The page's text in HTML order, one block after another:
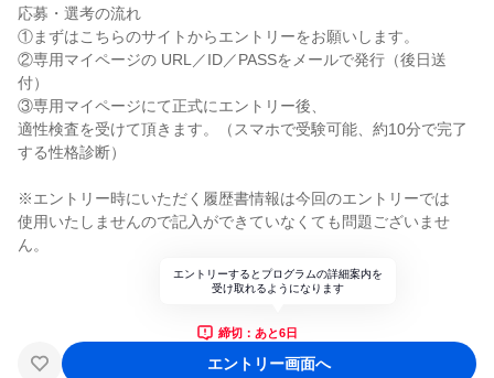
応募・選考の流れ
①まずはこちらのサイトからエントリーをお願いします。
②専用マイページの URL／ID／PASSをメールで発行（後日送
付）
③専用マイページにて正式にエントリー後、
適性検査を受けて頂きます。（スマホで受験可能、約10分で完了
する性格診断）
※エントリー時にいただく履歴書情報は今回のエントリーでは
使用いたしませんので記入ができていなくても問題ございませ
ん。
エントリーするとプログラムの詳細案内を
受け取れるようになります
締切：あと6日
エントリー画面へ